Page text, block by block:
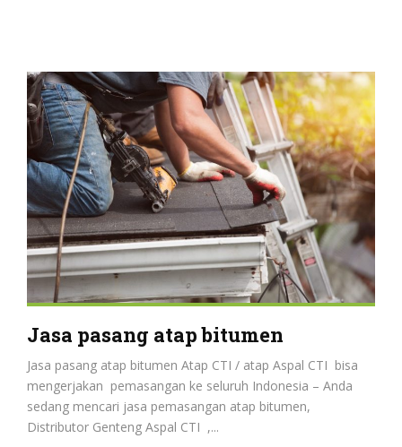
Jasa pasang atap bitumen
Jasa pasang atap bitumen Atap CTI / atap Aspal CTI bisa
mengerjakan pemasangan ke seluruh Indonesia – Anda
sedang mencari jasa pemasangan atap bitumen,
Distributor Genteng Aspal CTI ,...